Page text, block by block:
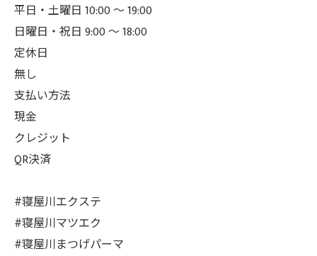
平日・土曜日 10:00 ～ 19:00
日曜日・祝日 9:00 ～ 18:00
定休日
無し
支払い方法
現金
クレジット
QR決済
#寝屋川エクステ
#寝屋川マツエク
#寝屋川まつげパーマ